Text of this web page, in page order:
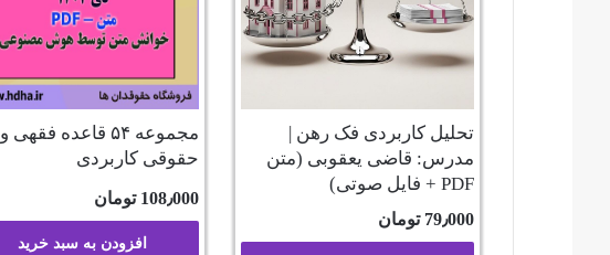
تحلیل کاربردی فک رهن |
مدرس: قاضی یعقوبی (متن
PDF + فایل صوتی)
79٫000 تومان
مجموعه ۵۴ قاعده فقهی و
حقوقی کاربردی
108٫000 تومان
افزودن به سبد خرید